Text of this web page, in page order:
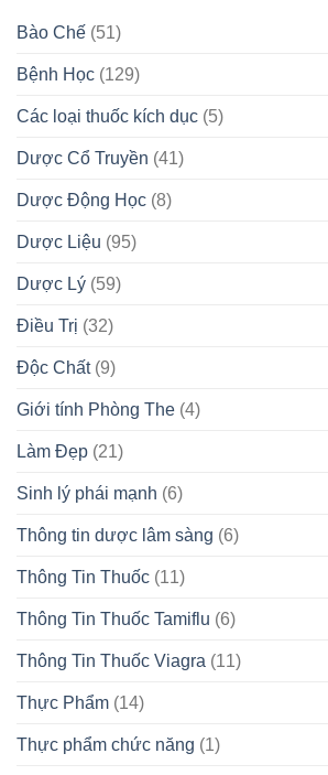
Bào Chế (51)
Bệnh Học (129)
Các loại thuốc kích dục (5)
Dược Cổ Truyền (41)
Dược Động Học (8)
Dược Liệu (95)
Dược Lý (59)
Điều Trị (32)
Độc Chất(9)
Giới tính Phòng The (4)
Làm Đẹp (21)
Sinh lý phái mạnh (6)
Thông tin dược lâm sàng (6)
Thông Tin Thuốc (11)
Thông Tin Thuốc Tamiflu (6)
Thông Tin Thuốc Viagra (11)
Thực Phẩm (14)
Thực phẩm chức năng (1)